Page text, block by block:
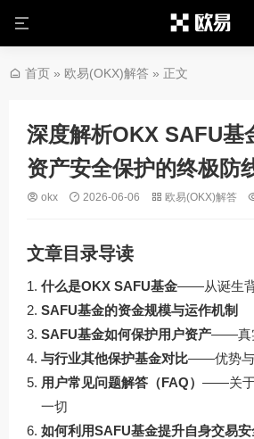
首页 » 欧易(OKX)解答 » 正文
深度解析OKX SAFU基
资产安全保护的终极防
okx 2026-06-06 欧易(OKX)解答
文章目录导读
什么是OKX SAFU基金——从诞生
SAFU基金的资金规模与运作机制
SAFU基金如何保护用户资产——真
与行业其他保护基金对比——优势与
用户常见问题解答（FAQ） ——关于
一切
如何利用SAFU基金提升自身交易安